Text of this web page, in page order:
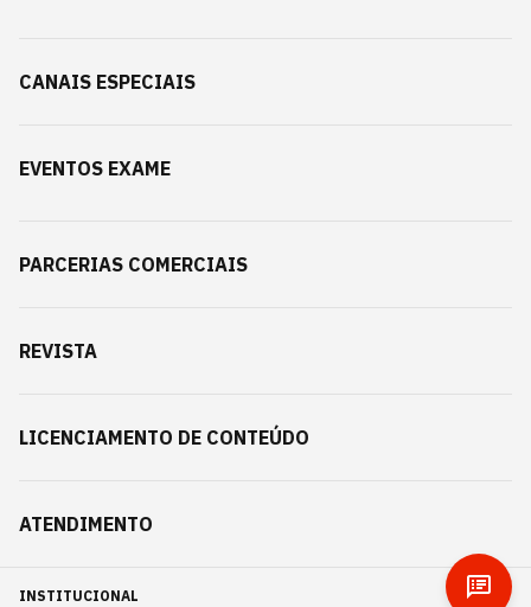
CANAIS ESPECIAIS
EVENTOS EXAME
PARCERIAS COMERCIAIS
REVISTA
LICENCIAMENTO DE CONTEÚDO
ATENDIMENTO
INSTITUCIONAL